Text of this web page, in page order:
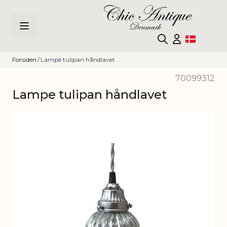
Forsiden / Lampe tulipan håndlavet
70099312
Lampe tulipan håndlavet